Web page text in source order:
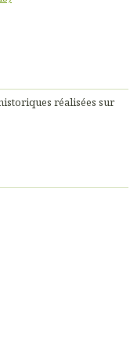
réalisées sur